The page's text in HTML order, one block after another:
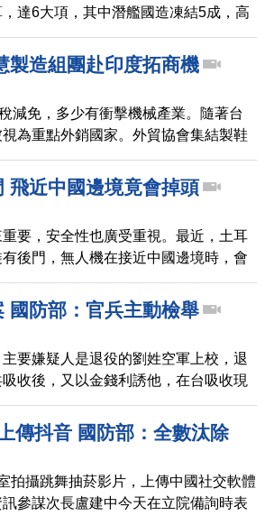
達6大項，其中潛艦國造凍結5成，高
，同樣凍結5成，引起國際媒體示
製造組團赴印度拓商機
減免，多少有衝擊機械產業。隨著台
為重點外銷國家。外貿協會集結製鞋
鏈，赴印度參加台灣形象展；吸引當
會。
飛近中國邊境竟會掉頭
要，安全性也廣受重視。最近，土耳
後門，無人機在接近中國邊境時，會
國防部：官兵主動檢舉
要嫌疑人是退役的劉姓空軍上校，退
收後，又以金錢利誘他，在台吸收現
分多路，前往海空軍營區搜索，共帶
人遭聲押獲准，另外3名少校交保。對
傳抖音 國防部：全數汰除
拍攝跳舞抽菸影片，上傳中國社交軟體
參謀次長盧建中今天在立院備詢時表